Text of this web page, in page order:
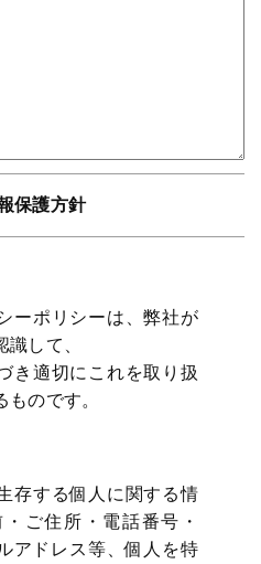
保護方針
ーポリシーは、弊社が
して、
き適切にこれを取り扱
ものです。
存する個人に関する情
ご住所・電話番号・
アドレス等、個人を特